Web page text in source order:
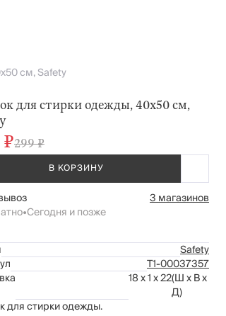
см, Safety
для стирки одежды, 40х50 см,
₽299 ₽
В КОРЗИНУ
3 магазинов
•Сегодня и позже
Safety
Т1-00037357
18 x 1 x 22(Ш x В x
Д)
для стирки одежды.